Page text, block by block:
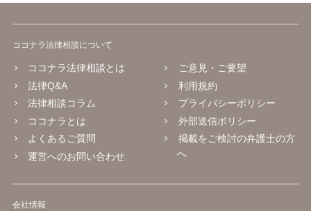
ココナラ法律相談について
ココナラ法律相談とは
法律Q&A
法律相談コラム
ココナラとは
よくあるご質問
運営へのお問い合わせ
ご意見・ご要望
利用規約
プライバシーポリシー
外部送信ポリシー
掲載をご検討の弁護士の方
へ
会社情報